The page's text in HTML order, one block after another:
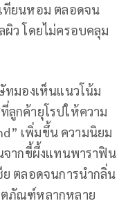
ทียนหอม ตลอดจน
ว โดยไม่ครอบคลุม
ทมองเห็นแนวโน้ม
ลูกค้ายุโรปให้ความ
เพิ่มขึ้น ความนิยม
จากขี้ผึ้งแทนพาราฟิน
ตลอดจนการนำกลิ่น
ตภัณฑ์หลากหลาย